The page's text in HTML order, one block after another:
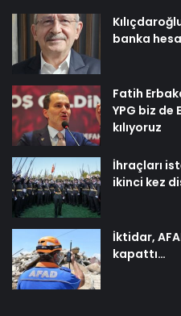
banka
Fatih
YPG biz de
kılıyoruz
İhraçları
ikinci kez
İktidar,
kapattı…